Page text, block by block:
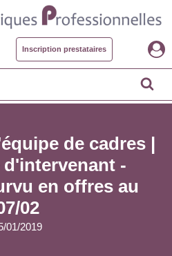
Inscription prestataires
de cadres |
d'intervenant -
en offres au
02
01/2019